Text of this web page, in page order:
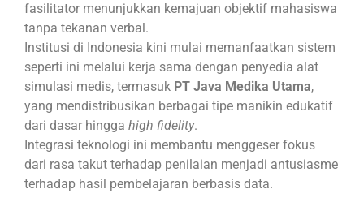
fasilitator menunjukkan kemajuan objektif mahasiswa
tanpa tekanan verbal.
Institusi di Indonesia kini mulai memanfaatkan sistem
seperti ini melalui kerja sama dengan penyedia alat
simulasi medis, termasuk PT Java Medika Utama,
yang mendistribusikan berbagai tipe manikin edukatif
dari dasar hingga high fidelity.
Integrasi teknologi ini membantu menggeser fokus
dari rasa takut terhadap penilaian menjadi antusiasme
terhadap hasil pembelajaran berbasis data.